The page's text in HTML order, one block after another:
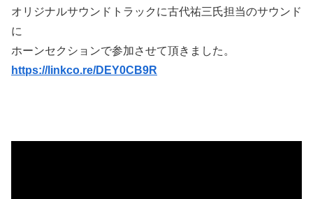
オリジナルサウンドトラックに古代祐三氏担当のサウンド
に
ホーンセクションで参加させて頂きました。
https://linkco.re/DEY0CB9R